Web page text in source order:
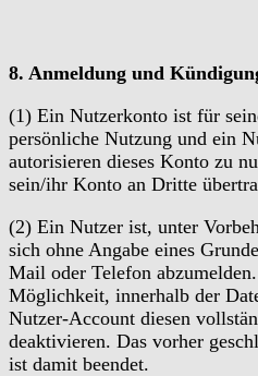
8. Anmeldung und
(1) Ein Nutzerkonto ist für
persönliche Nutzung und ein
autorisieren dieses Konto zu
sein/ihr Konto an Dritte
(2) Ein Nutzer ist, unter
sich ohne Angabe eines
Mail oder Telefon
Möglichkeit, innerhalb der
Nutzer-Account diesen
deaktivieren. Das vorher
ist damit beendet.